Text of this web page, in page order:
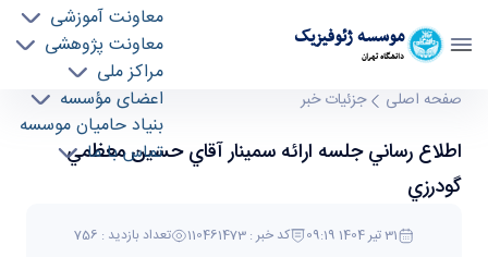
موسسه ژئوفيزيک
دانشگاه تهران
معاونت آموزشی
معاونت پژوهشی
مراکز ملی
اعضای مؤسسه
بنیاد حامیان موسسه
تماس با ما
اطلاع رساني جلسه ارائه سمينار آقاي حسين
معظمي گودرزي - موسسه ژئو فیزیک geophysics
صفحه اصلی جزئیات خبر
اطلاع رساني جلسه ارائه سمينار آقاي حسين معظمي
گودرزي
31 تیر 1404 09:19 کد خبر : 110461473 تعداد بازدید : 756